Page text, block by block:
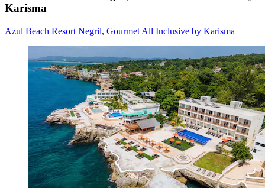
Karisma
Azul Beach Resort Negril, Gourmet All Inclusive by Karisma